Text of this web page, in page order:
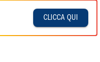
CLICCA QUI